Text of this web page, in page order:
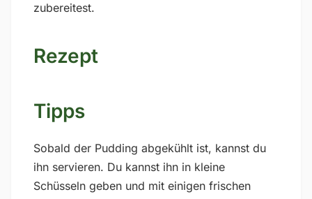
zubereitest.
Rezept
Tipps
Sobald der Pudding abgekühlt ist, kannst du
ihn servieren. Du kannst ihn in kleine
Schüsseln geben und mit einigen frischen